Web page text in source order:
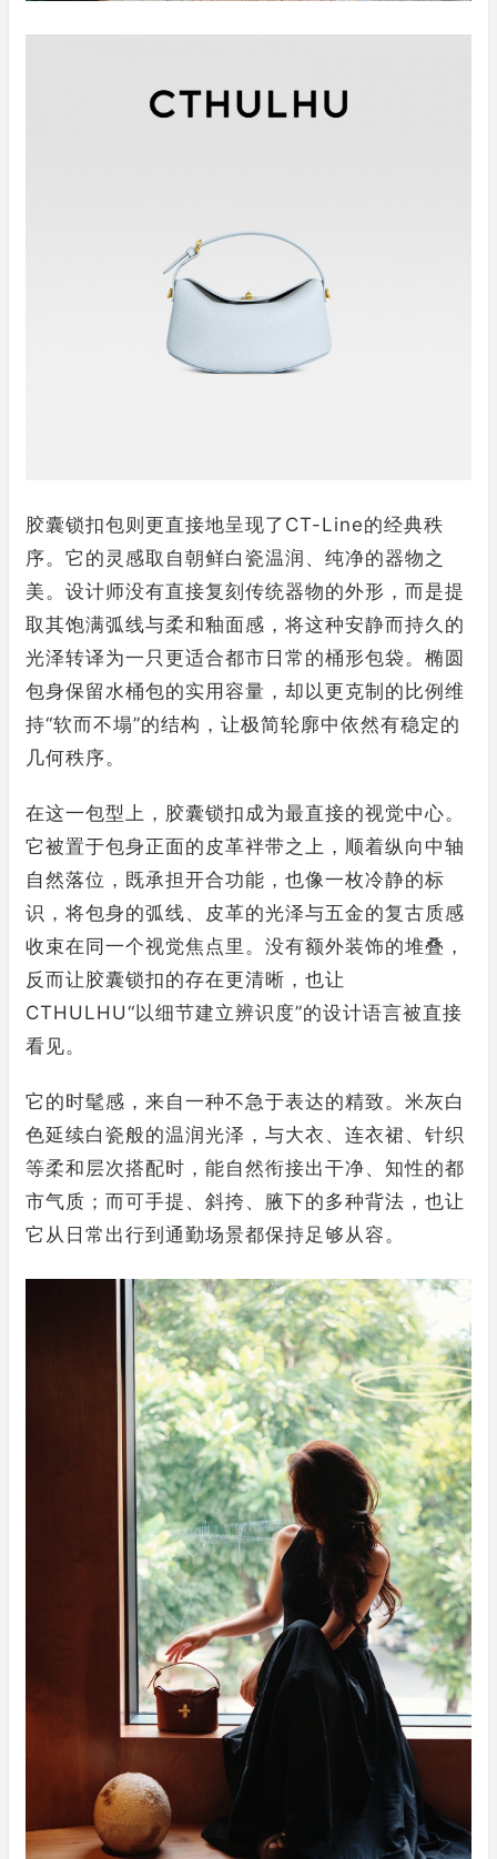
胶囊锁扣包则更直接地呈现了CT-Line的经典秩
序。它的灵感取自朝鲜白瓷温润、纯净的器物之
美。设计师没有直接复刻传统器物的外形，而是提
取其饱满弧线与柔和釉面感，将这种安静而持久的
光泽转译为一只更适合都市日常的桶形包袋。椭圆
包身保留水桶包的实用容量，却以更克制的比例维
持“软而不塌”的结构，让极简轮廓中依然有稳定的
几何秩序。
在这一包型上，胶囊锁扣成为最直接的视觉中心。
它被置于包身正面的皮革袢带之上，顺着纵向中轴
自然落位，既承担开合功能，也像一枚冷静的标
识，将包身的弧线、皮革的光泽与五金的复古质感
收束在同一个视觉焦点里。没有额外装饰的堆叠，
反而让胶囊锁扣的存在更清晰，也让
CTHULHU“以细节建立辨识度”的设计语言被直接
看见。
它的时髦感，来自一种不急于表达的精致。米灰白
色延续白瓷般的温润光泽，与大衣、连衣裙、针织
等柔和层次搭配时，能自然衔接出干净、知性的都
市气质；而可手提、斜挎、腋下的多种背法，也让
它从日常出行到通勤场景都保持足够从容。